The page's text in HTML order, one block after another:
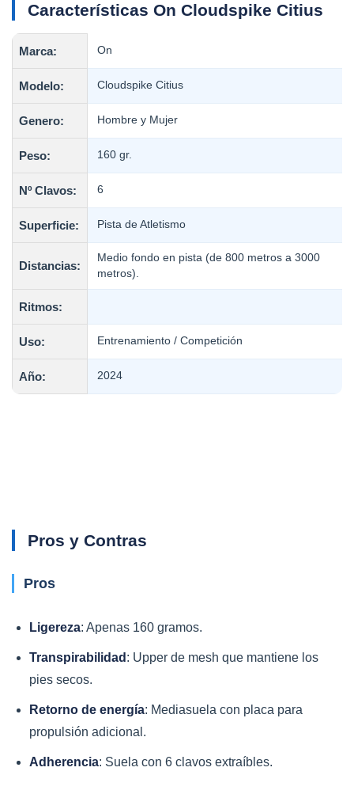
Características On Cloudspike Citius
Marca: On
Modelo: Cloudspike Citius
Genero: Hombre y Mujer
Peso: 160 gr.
Nº Clavos: 6
Superficie: Pista de Atletismo
Distancias:
Medio fondo en pista (de 800 metros a 3000
metros).
Ritmos:
Uso: Entrenamiento / Competición
Año: 2024
Pros y Contras
Pros
Ligereza: Apenas 160 gramos.
Transpirabilidad : Upper de mesh que mantiene los
pies secos.
Retorno de energía: Mediasuela con placa para
propulsión adicional.
Adherencia: Suela con 6 clavos extraíbles.